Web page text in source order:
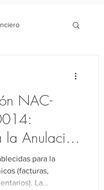
NAC-
Anulación
en
para la
(facturas,
La